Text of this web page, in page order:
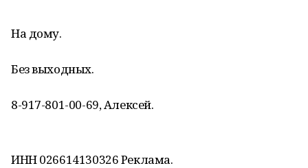
На дому.
Без выходных.
8-917-801-00-69, Алексей.
ИНН 026614130326 Реклама.